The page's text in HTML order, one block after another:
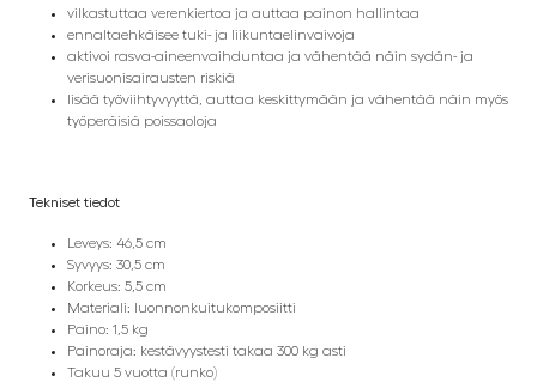
vilkastuttaa verenkiertoa ja auttaa painon hallintaa
ennaltaehkäisee tuki- ja liikuntaelinvaivoja
aktivoi rasva-aineenvaihduntaa ja vähentää näin sydän- ja
verisuonisairausten riskiä
lisää työviihtyvyyttä, auttaa keskittymään ja vähentää näin myös
työperäisiä poissaoloja
Tekniset tiedot
Leveys: 46,5 cm
Syvyys: 30,5 cm
Korkeus: 5,5 cm
Materiali: luonnonkuitukomposiitti
Paino: 1,5 kg
Painoraja: kestävyystesti takaa 300 kg asti
Takuu 5 vuotta (runko)